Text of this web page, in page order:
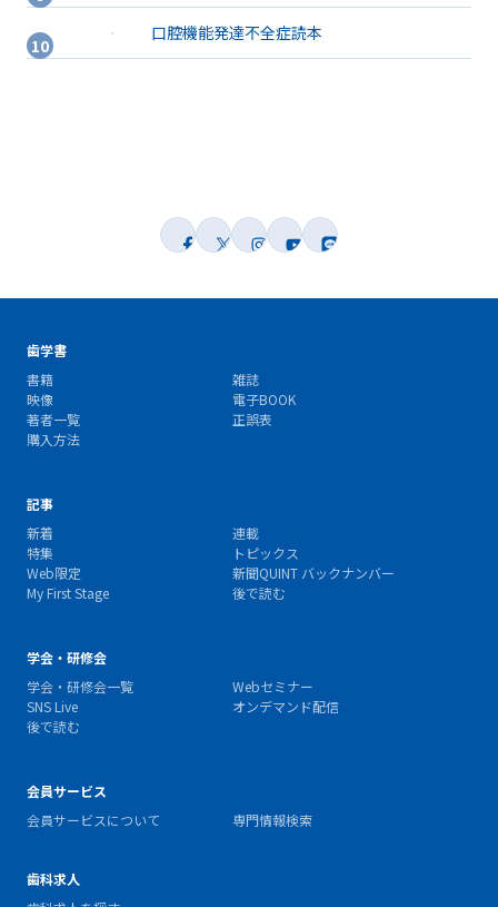
口腔機能発達不全症読本
歯学書
書籍
雑誌
映像
電子BOOK
著者一覧
正誤表
購入方法
記事
新着
連載
特集
トピックス
Web限定
新聞QUINT バックナンバー
My First Stage
後で読む
学会・研修会
学会・研修会一覧
Webセミナー
SNS Live
オンデマンド配信
後で読む
会員サービス
会員サービスについて
専門情報検索
歯科求人